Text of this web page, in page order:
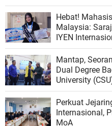
Hebat!
Malaysia:
IYEN
Mantap,
Dual Degree
University
Perkuat
Internasional,
MoA